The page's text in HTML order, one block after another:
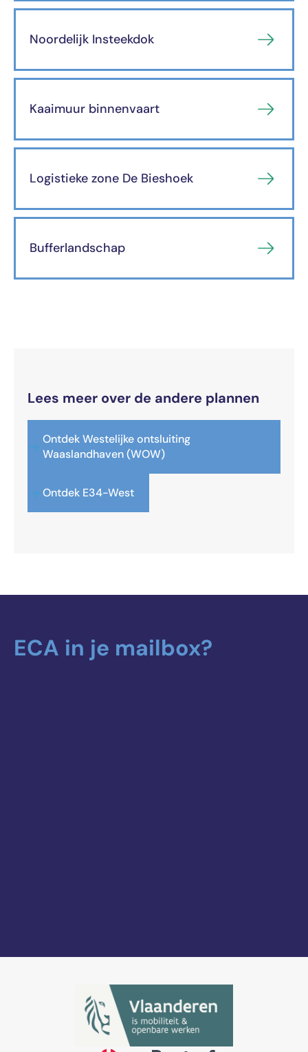
Noordelijk Insteekdok
Kaaimuur binnenvaart
Logistieke zone De Bieshoek
Bufferlandschap
Lees meer over de andere plannen
Ontdek Westelijke ontsluiting
Waaslandhaven (WOW)
Ontdek E34-West
ECA in je mailbox?